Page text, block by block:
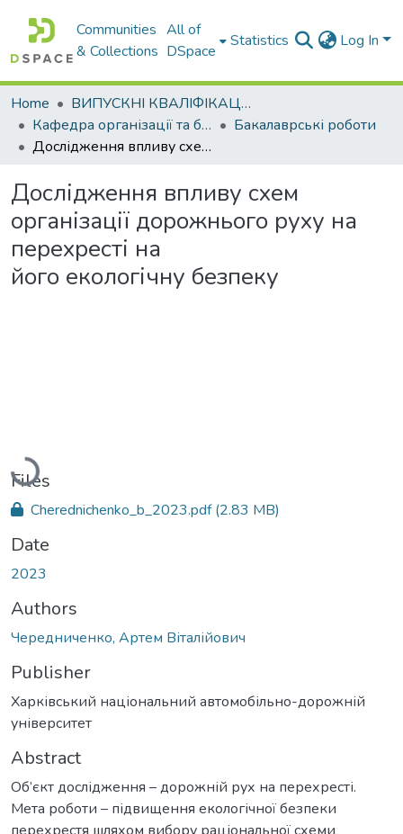
Communities
& Collections
All of
DSpace
Statistics Log In
Home
ВИПУСКНІ КВАЛІФІКАЦІЙНІ РОБОТИ
Кафедра організації та безпеки дорожнього руху
Бакалаврські роботи
Дослідження впливу схем організації дорожнього руху на перехресті на його екологічну безпеку
Дослідження впливу схем
організації дорожнього руху на
перехресті на
його екологічну безпеку
Loading...
Files
Cherednichenko_b_2023.pdf(2.83 MB)
Date
2023
Authors
Чередниченко, Артем Віталійович
Publisher
Харківський національний автомобільно-дорожній
університет
Abstract
Об’єкт дослідження – дорожній рух на перехресті.
Мета роботи – підвищення екологічної безпеки